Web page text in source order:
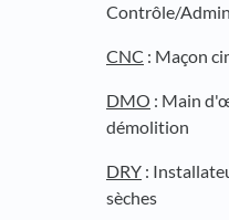
Contrôle/
CNC : Maçon
DMO : Main
démolition
DRY :
sèches